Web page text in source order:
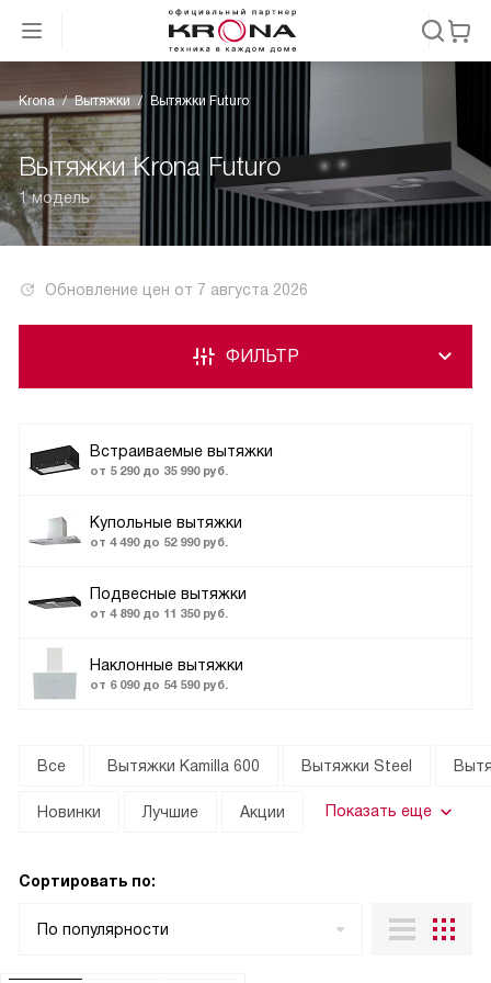
Krona Вытяжки Вытяжки Futuro
Вытяжки Krona Futuro
1 модель
Обновление цен от 7 августа 2026
Встраиваемые вытяжки
от 5 290 до 35 990 руб.
Купольные вытяжки
от 4 490 до 52 990 руб.
Подвесные вытяжки
от 4 890 до 11 350 руб.
Наклонные вытяжки
от 6 090 до 54 590 руб.
ФИЛЬТР
Все Вытяжки Kamilla 600 Вытяжки Steel
Новинки Лучшие Акции Показать еще
Сортировать по:
По популярности